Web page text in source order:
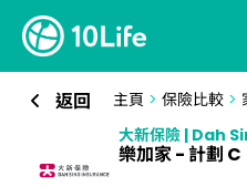
返回 主頁 > 保險比較>
大新保險 | Dah
樂加家 - 計劃 C